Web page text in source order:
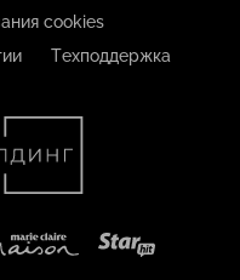
cookies
Техподдержка